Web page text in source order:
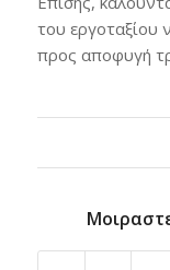
του εργοταξίου
προς αποφυγή